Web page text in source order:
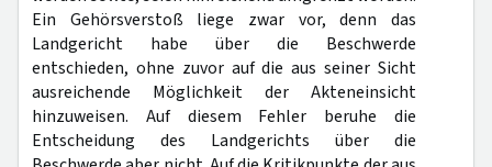
Ein Gehörsverstoß liege zwar vor, denn das
Landgericht habe über die Beschwerde
entschieden, ohne zuvor auf die aus seiner Sicht
ausreichende Möglichkeit der Akteneinsicht
hinzuweisen. Auf diesem Fehler beruhe die
Entscheidung des Landgerichts über die